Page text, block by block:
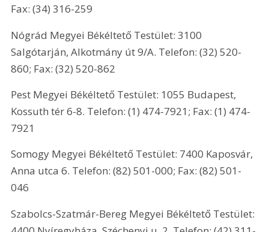
Fax: (34) 316-259
Nógrád Megyei Békéltető Testület: 3100
Salgótarján, Alkotmány út 9/A. Telefon: (32) 520-
860; Fax: (32) 520-862
Pest Megyei Békéltető Testület: 1055 Budapest,
Kossuth tér 6-8. Telefon: (1) 474-7921; Fax: (1) 474-
7921
Somogy Megyei Békéltető Testület: 7400 Kaposvár,
Anna utca 6. Telefon: (82) 501-000; Fax: (82) 501-
046
Szabolcs-Szatmár-Bereg Megyei Békéltető Testület: